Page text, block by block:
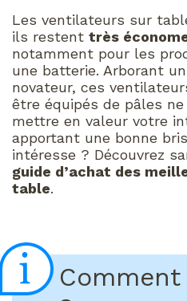
Les ventilateurs sur
ils restent très
notamment pour les
une batterie. Arborant
novateur, ces
être équipés de pâles
mettre en valeur votre
apportant une bonne
intéresse ? Découvrez
guide d’achat des
table.